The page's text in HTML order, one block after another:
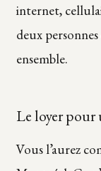
internet,
deux
ensemble.
Le loyer
Vous l’aurez